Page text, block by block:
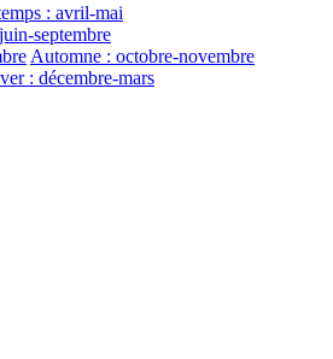
: avril-mai
septembre
Automne : octobre-novembre
: décembre-mars